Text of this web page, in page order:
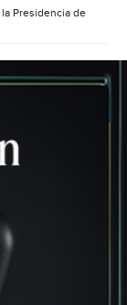
Presidencia de